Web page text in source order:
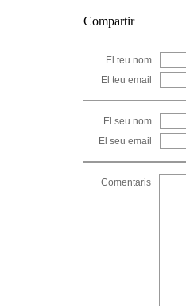
Compartir
El teu nom
El teu email
El seu nom
El seu email
Comentaris